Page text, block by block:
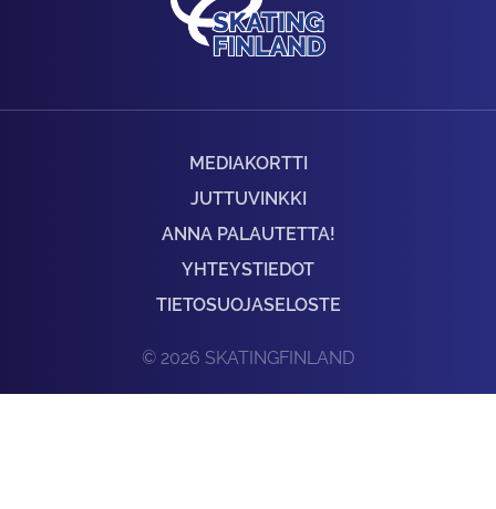
MEDIAKORTTI
JUTTUVINKKI
ANNA PALAUTETTA!
YHTEYSTIEDOT
TIETOSUOJASELOSTE
© 2026 SKATINGFINLAND